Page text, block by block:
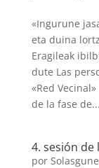
«Ingurune
eta duina
Eragileak
dute Las
«Red
de la fase de...
4. sesión de
por Solasgune